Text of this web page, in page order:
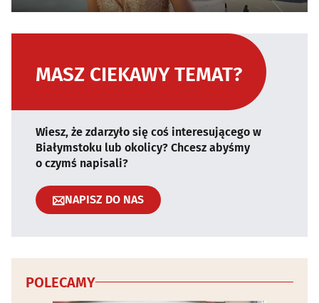
MASZ CIEKAWY TEMAT?
Wiesz, że zdarzyło się coś interesującego w
Białymstoku lub okolicy? Chcesz abyśmy
o czymś napisali?
NAPISZ DO NAS
POLECAMY